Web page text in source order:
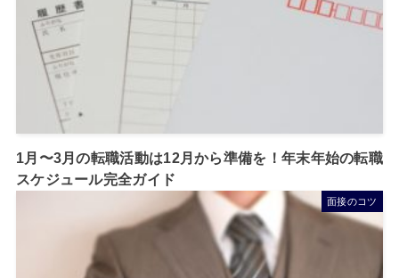
1月〜3月の転職活動は12月から準備を！年末年始の転職
スケジュール完全ガイド
面接のコツ